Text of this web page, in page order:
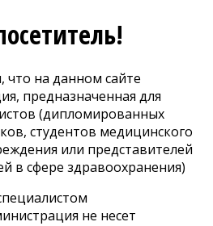
на данном сайте
предназначенная для
(дипломированных
студентов медицинского
или представителей
в сфере здравоохранения)
не несет